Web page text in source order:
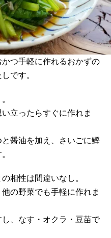
つ手軽に作れるおかずの
です。
立ったらすぐに作れま
醤油を加え、さいごに鰹
相性は間違いなし。
の野菜でも手軽に作れま
、なす・オクラ・豆苗で